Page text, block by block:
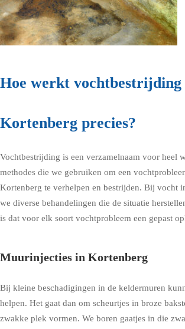
Hoe werkt vochtbestrijding
Kortenberg precies?
Vochtbestrijding is een verzamelnaam voor heel
methodes die we gebruiken om een
Kortenberg te verhelpen en bestrijden. Bij vocht
we diverse behandelingen die de situatie
is dat voor elk soort vochtprobleem een gepast
Muurinjecties in Kortenberg
Bij kleine beschadigingen in de keldermuren
helpen. Het gaat dan om scheurtjes in broze
zwakke plek vormen. We boren gaatjes in die